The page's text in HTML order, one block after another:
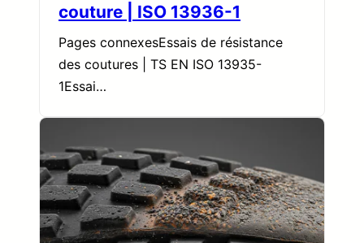
couture | ISO 13936-1
Pages connexesEssais de résistance
des coutures | TS EN ISO 13935-
1Essai…